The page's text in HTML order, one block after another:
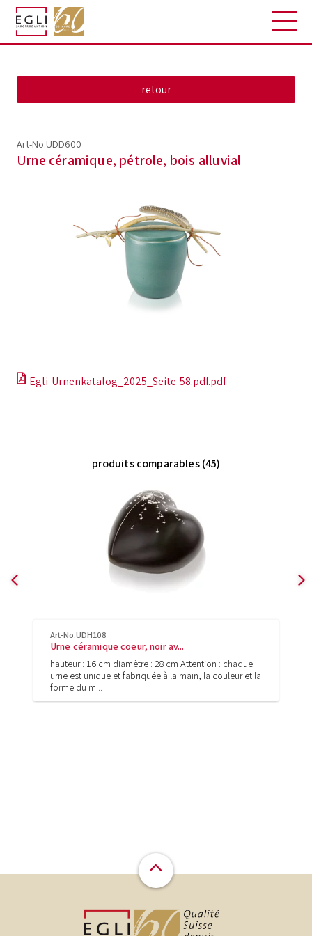
Art-No.UDD600
Urne céramique, pétrole, bois alluvial
Egli-Urnenkatalog_2025_Seite-58.pdf.pdf
produits comparables (45)
Art-No.UDH108
Urne céramique coeur, noir av...
hauteur : 16 cm diamètre : 28 cm Attention : chaque
urne est unique et fabriquée à la main, la couleur et la
forme du m...